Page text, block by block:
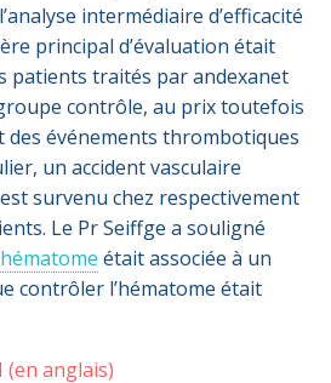
intermédiaire d’efficacité
principal d’évaluation était
patients traités par andexanet
contrôle, au prix toutefois
des événements thrombotiques
un accident vasculaire
survenu chez respectivement
Le Pr Seiffge a souligné
hématome était associée à un
contrôler l’hématome était
(en anglais)